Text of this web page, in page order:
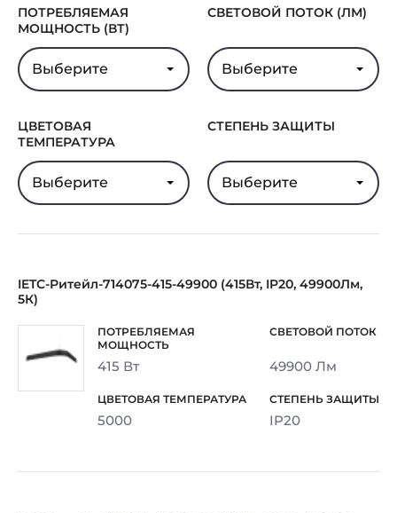
ПОТРЕБЛЯЕМАЯ
МОЩНОСТЬ (ВТ)
Выберите
СВЕТОВОЙ ПОТОК (ЛМ)
Выберите
ЦВЕТОВАЯ
ТЕМПЕРАТУРА
Выберите
СТЕПЕНЬ ЗАЩИТЫ
Выберите
IETC-Ритейл-714075-415-49900 (415Вт, IP20, 49900Лм,
5К)
415 Вт 49900 Лм
5000 IP20